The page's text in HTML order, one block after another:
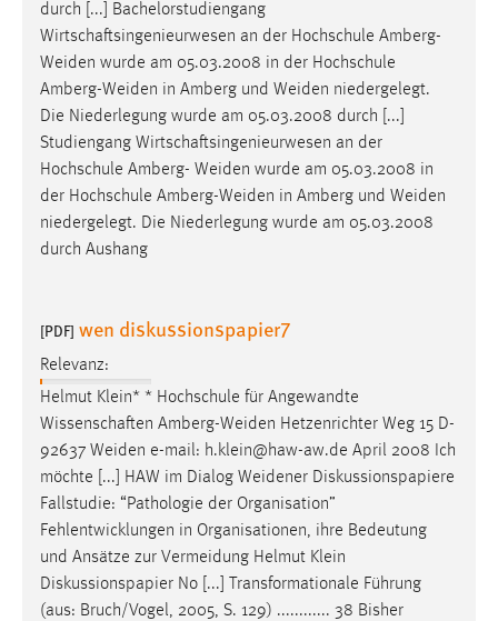
durch [...] Bachelorstudiengang
Wirtschaftsingenieurwesen an der Hochschule Amberg-
Weiden wurde am 05.03.2008 in der Hochschule
Amberg-Weiden in Amberg und Weiden niedergelegt.
Die Niederlegung wurde am 05.03.2008 durch [...]
Studiengang Wirtschaftsingenieurwesen an der
Hochschule Amberg- Weiden wurde am 05.03.2008 in
der Hochschule Amberg-Weiden in Amberg und Weiden
niedergelegt. Die Niederlegung wurde am 05.03.2008
durch Aushang
[PDF] wen diskussionspapier7
Relevanz:
Helmut Klein* * Hochschule für Angewandte
Wissenschaften Amberg-Weiden Hetzenrichter Weg 15 D-
92637 Weiden e-mail: h.klein@haw-aw.de April 2008 Ich
möchte [...] HAW im Dialog Weidener Diskussionspapiere
Fallstudie: “Pathologie der Organisation”
Fehlentwicklungen in Organisationen, ihre Bedeutung
und Ansätze zur Vermeidung Helmut Klein
Diskussionspapier No [...] Transformationale Führung
(aus: Bruch/Vogel, 2005, S. 129) ............ 38 Bisher